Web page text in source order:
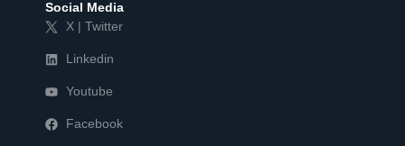
Social Media
X | Twitter
Linkedin
Youtube
Facebook